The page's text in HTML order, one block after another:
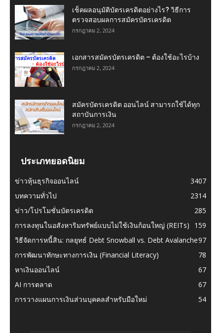
เช็คผลอนุมัติบัตรเครดิตอย่างไร? วิธีการ
ตรวจสอบผลการสมัครบัตรเครดิต
กรกฎาคม 2, 2024
เอกสารสมัครบัตรเครดิต – ต้องใช้อะไรบ้าง
กรกฎาคม 2, 2024
สมัครบัตรเครดิต ออนไลน์ สามารถใช้ได้ทุก
สถาบันการเงิน
กรกฎาคม 2, 2024
ประเภทยอดนิยม
ข่าวหุ้นธุรกิจออนไลน์
3407
บทความทั่วไป
2314
ข่าว/โปรโมชั่นบัตรเครดิต
285
การลงทุนในอสังหาริมทรัพย์แบบไม่ใช้เงินก้อนใหญ่ (REITs)
159
วิธีจัดการหนี้สิน: กลยุทธ์ Debt Snowball vs. Debt Avalanche97
การพัฒนาทักษะทางการเงิน (Financial Literacy)
78
หาเงินออนไลน์
67
AI การตลาด
67
การวางแผนการเงินส่วนบุคคลสำหรับมือใหม่
54